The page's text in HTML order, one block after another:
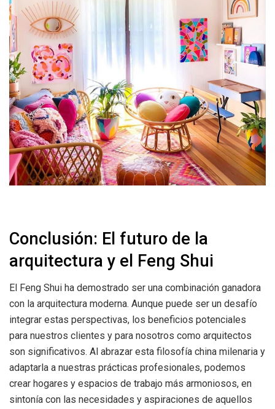
Conclusión: El futuro de la
arquitectura y el Feng Shui
El Feng Shui ha demostrado ser una combinación ganadora
con la arquitectura moderna. Aunque puede ser un desafío
integrar estas perspectivas, los beneficios potenciales
para nuestros clientes y para nosotros como arquitectos
son significativos. Al abrazar esta filosofía china milenaria y
adaptarla a nuestras prácticas profesionales, podemos
crear hogares y espacios de trabajo más armoniosos, en
sintonía con las necesidades y aspiraciones de aquellos